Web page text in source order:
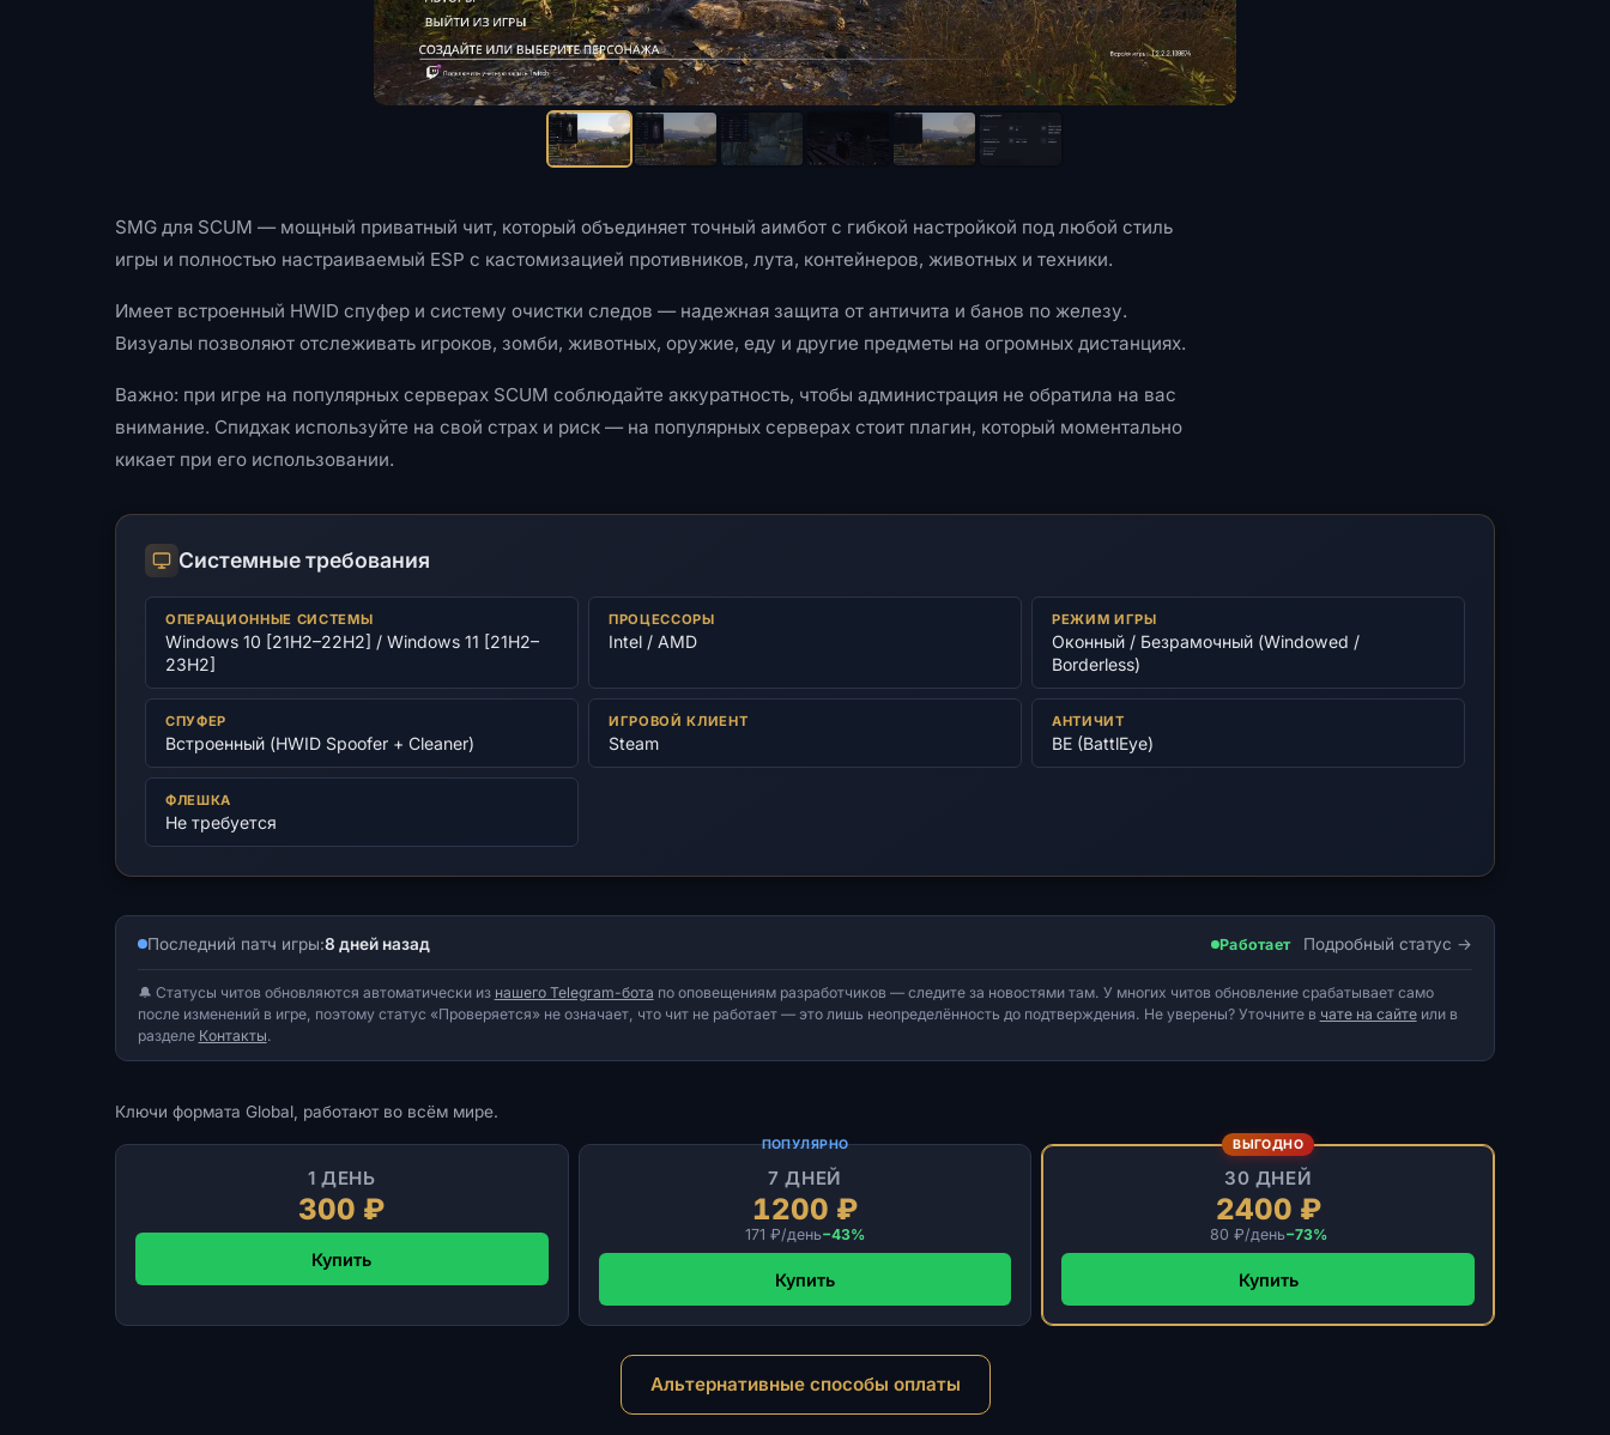
SMG для SCUM — мощный приватный чит, который объединяет точный аимбот с гибкой настройкой под любой стиль
игры и полностью настраиваемый ESP с кастомизацией противников, лута, контейнеров, животных и техники.
Имеет встроенный HWID спуфер и систему очистки следов — надежная защита от античита и банов по железу.
Визуалы позволяют отслеживать игроков, зомби, животных, оружие, еду и другие предметы на огромных дистанциях.
Важно: при игре на популярных серверах SCUM соблюдайте аккуратность, чтобы администрация не обратила на вас
внимание. Спидхак используйте на свой страх и риск — на популярных серверах стоит плагин, который моментально
кикает при его использовании.
Системные требования
ОПЕРАЦИОННЫЕ СИСТЕМЫ
Windows 10 [21H2–22H2] / Windows 11 [21H2–
23H2]
ПРОЦЕССОРЫ
Intel / AMD
РЕЖИМ ИГРЫ
Оконный / Безрамочный (Windowed /
Borderless)
СПУФЕР
Встроенный (HWID Spoofer + Cleaner)
ИГРОВОЙ КЛИЕНТ
Steam
АНТИЧИТ
BE (BattlEye)
ФЛЕШКА
Не требуется
Последний патч игры:8 дней назад Работает Подробный статус
🔔 Статусы читов обновляются автоматически из нашего Telegram-бота по оповещениям разработчиков — следите за новостями там. У многих читов обновление срабатывает само
после изменений в игре, поэтому статус «Проверяется» не означает, что чит не работает — это лишь неопределённость до подтверждения. Не уверены? Уточните в чате на сайтеили в
разделе Контакты.
Ключи формата Global, работают во всём мире.
1 ДЕНЬ
300 ₽
Купить
ПОПУЛЯРНО
7 ДНЕЙ
1200 ₽
171 ₽/день−43%
Купить
ВЫГОДНО
30 ДНЕЙ
2400 ₽
80 ₽/день−73%
Купить
Альтернативные способы оплаты